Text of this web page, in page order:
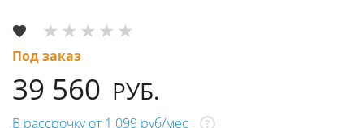
Под заказ
39 560 РУБ.
В рассрочку от 1 099 руб/мес ?